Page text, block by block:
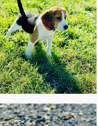
Pantin, octobre 2021 –
Rufus Thomas : Walking the
dog